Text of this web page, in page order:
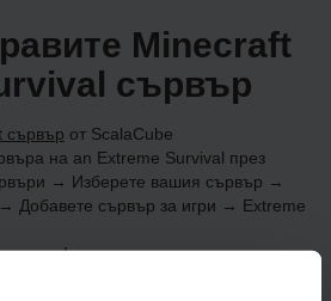
Minecraft
сървър
сървър от ScalaCube
на an Extreme Survival през
→ Изберете вашия сървър →
Добавете сървър за игри → Extreme